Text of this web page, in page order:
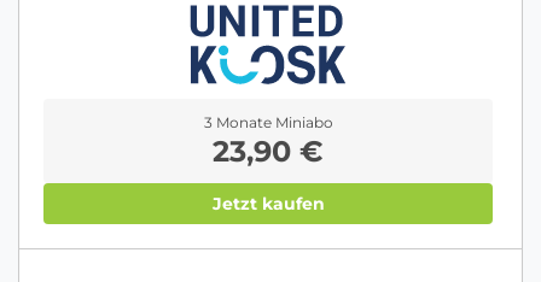
3 Monate Miniabo
23,90 €
Jetzt kaufen